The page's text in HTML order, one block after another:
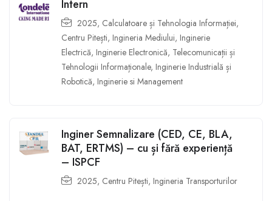
Intern
2025, Calculatoare și Tehnologia Informației,
Centru Pitești, Ingineria Mediului, Inginerie
Electrică, Inginerie Electronică, Telecomunicații și
Tehnologii Informaționale, Inginerie Industrială și
Robotică, Inginerie si Management
Inginer Semnalizare (CED, CE, BLA,
BAT, ERTMS) – cu și fără experiență
– ISPCF
2025, Centru Pitești, Ingineria Transporturilor